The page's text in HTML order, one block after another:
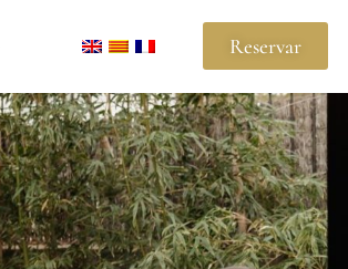
Reservar